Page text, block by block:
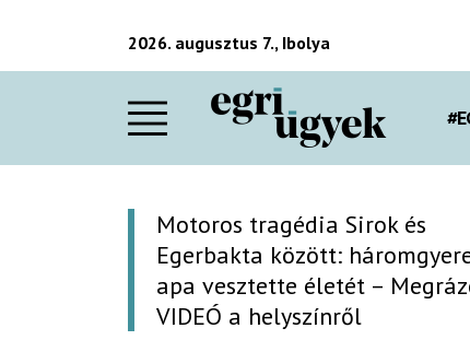
2026. augusztus 7., Ibolya
Motoros tragédia Sirok és
Egerbakta között:
apa vesztette életét –
VIDEÓ a helyszínről